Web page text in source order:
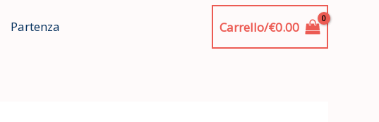
Partenza Carrello/€0.00